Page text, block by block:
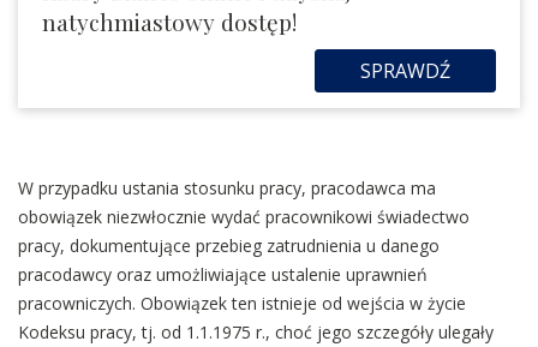
natychmiastowy dostęp!
SPRAWDŹ
W przypadku ustania stosunku pracy, pracodawca ma
obowiązek niezwłocznie wydać pracownikowi świadectwo
pracy, dokumentujące przebieg zatrudnienia u danego
pracodawcy oraz umożliwiające ustalenie uprawnień
pracowniczych. Obowiązek ten istnieje od wejścia w życie
Kodeksu pracy, tj. od 1.1.1975 r., choć jego szczegóły ulegały